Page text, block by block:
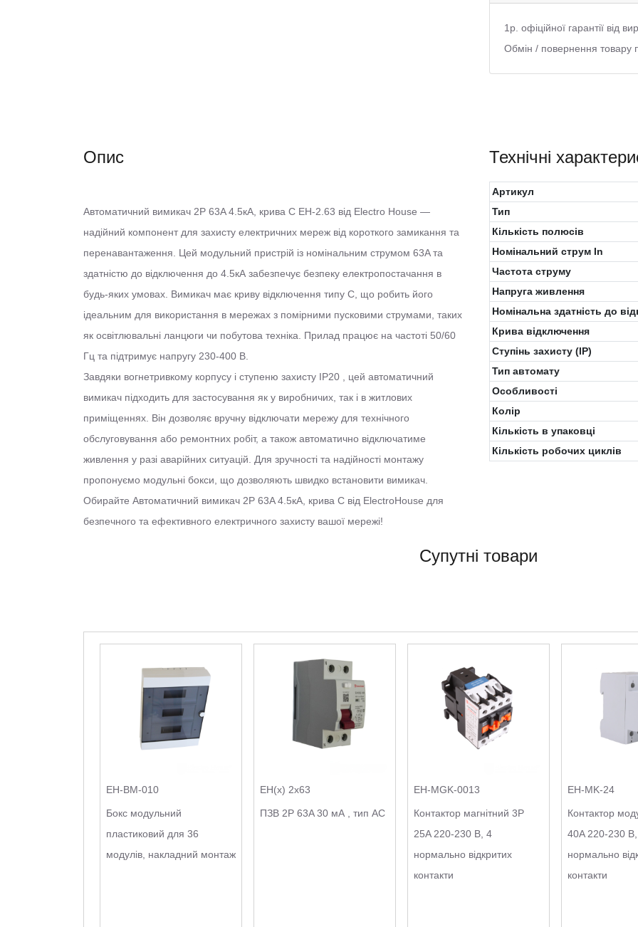
1р. офіційної гарантії від
Обмін / повернення товару
Опис
Автоматичний вимикач 2Р 63A 4.5кА, крива C EH-2.63 від Electro House —
надійний компонент для захисту електричних мереж від короткого замикання та
перенавантаження. Цей модульний пристрій із номінальним струмом 63A та
здатністю до відключення до 4.5кА забезпечує безпеку електропостачання в
будь-яких умовах. Вимикач має криву відключення типу C, що робить його
ідеальним для використання в мережах з помірними пусковими струмами, таких
як освітлювальні ланцюги чи побутова техніка. Прилад працює на частоті 50/60
Гц та підтримує напругу 230-400 В.
Завдяки вогнетривкому корпусу і ступеню захисту IP20 , цей автоматичний
вимикач підходить для застосування як у виробничих, так і в житлових
приміщеннях. Він дозволяє вручну відключати мережу для технічного
обслуговування або ремонтних робіт, а також автоматично відключатиме
живлення у разі аварійних ситуацій. Для зручності та надійності монтажу
пропонуємо модульні бокси, що дозволяють швидко встановити вимикач.
Обирайте Автоматичний вимикач 2Р 63A 4.5кА, крива C від ElectroHouse для
безпечного та ефективного електричного захисту вашої мережі!
Технічні
Артикул
Тип
Кількість полюсів
Номінальний струм In
Частота струму
Напруга живлення
Номінальна здатність до
Крива відключення
Ступінь захисту (IP)
Тип автомату
Особливості
Колiр
Кількість в упаковці
Кількість робочих циклів
Супутні товари
EH-BM-010
Бокс модульний
пластиковий для 36
модулів, накладний монтаж
EH(x) 2x63
ПЗВ 2Р 63A 30 мА , тип АС
EH-MGK-0013
Контактор магнітний 3P
25A 220-230 В, 4
нормально відкритих
контакти
EH-MK-24
Контактор
40A 220-230
нормально
контакти